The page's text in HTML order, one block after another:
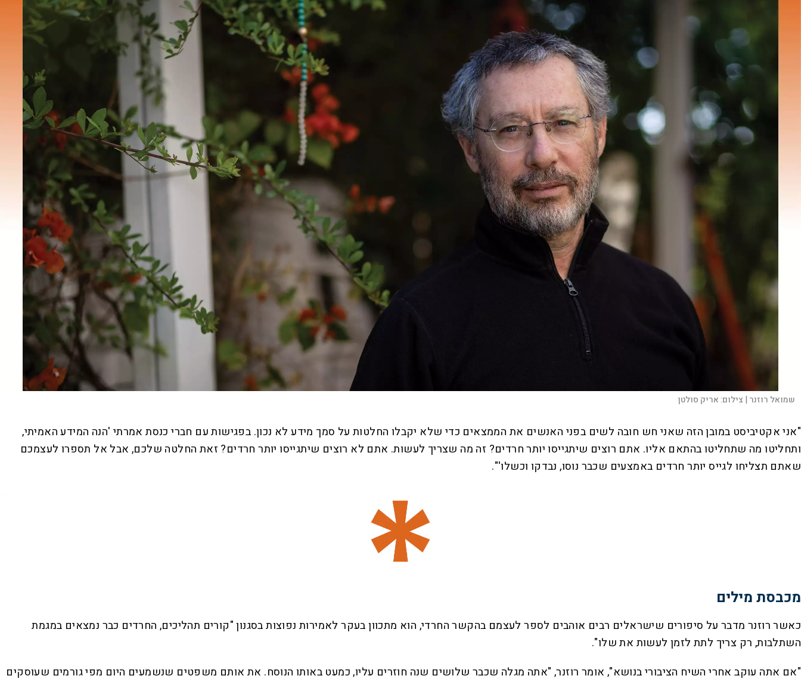
שמואל רוזנר | צילום:אריק סולטן
"אני אקטיביסט במובן הזה שאני חש חובה לשים בפני האנשים את הממצאים כדי שלא יקבלו החלטות על סמך מידע לא נכון. בפגישות עם חברי כנסת אמרתי 'הנה המידע האמיתי,
ותחליטו מה שתחליטו בהתאם אליו. אתם רוצים שיתגייסו יותר חרדים? זה מה שצריך לעשות. אתם לא רוצים שיתגייסו יותר חרדים? זאת החלטה שלכם, אבל אל תספרו לעצמכם
שאתם תצליחו לגייס יותר חרדים באמצעים שכבר נוסו, נבדקו וכשלו'".
מכבסת מילים
כאשר רוזנר מדבר על סיפורים שישראלים רבים אוהבים לספר לעצמם בהקשר החרדי, הוא מתכוון בעקר לאמירות נפוצות בסגנון "קורים תהליכים, החרדים כבר נמצאים במגמת
השתלבות, רק צריך לתת לזמן לעשות את שלו".
"אם אתה עוקב אחרי השיח הציבורי בנושא", אומר רוזנר, "אתה מגלה שכבר שלושים שנה חוזרים עליו, כמעט באותו הנוסח. את אותם משפטים שנשמעים היום מפי גורמים שעוסקים